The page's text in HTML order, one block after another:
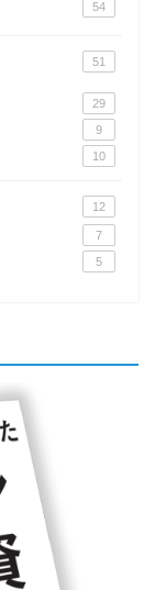
54
51
29
9
10
12
7
5